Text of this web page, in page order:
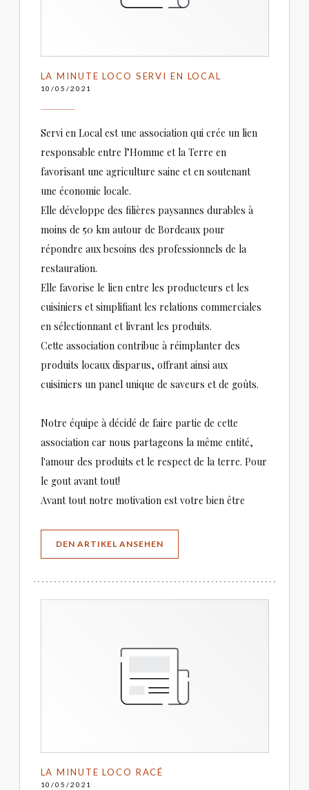
LA MINUTE LOCO SERVI EN LOCAL
10/05/2021
Servi en Local est une association qui crée un lien
responsable entre l’Homme et la Terre en
favorisant une agriculture saine et en soutenant
une économie locale.
Elle développe des filières paysannes durables à
moins de 50 km autour de Bordeaux pour
répondre aux besoins des professionnels de la
restauration.
Elle favorise le lien entre les producteurs et les
cuisiniers et simplifiant les relations commerciales
en sélectionnant et livrant les produits.
Cette association contribue à réimplanter des
produits locaux disparus, offrant ainsi aux
cuisiniers un panel unique de saveurs et de goûts.
Notre équipe à décidé de faire partie de cette
association car nous partageons la même entité,
l'amour des produits et le respect de la terre. Pour
le gout avant tout!
Avant tout notre motivation est votre bien être
DEN ARTIKEL ANSEHEN((ÖFFNET EIN NEUES FENSTER))
LA MINUTE LOCO RACÉ
10/05/2021